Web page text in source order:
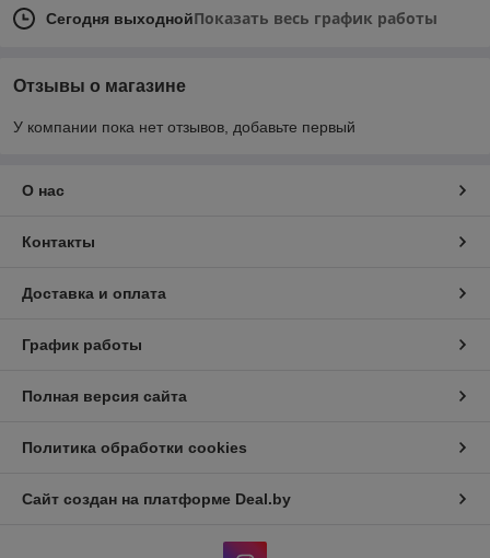
Сегодня выходнойПоказать весь график работы
Отзывы о магазине
У компании пока нет отзывов, добавьте первый
О нас
Контакты
Доставка и оплата
График работы
Полная версия сайта
Политика обработки cookies
Сайт создан на платформе Deal.by